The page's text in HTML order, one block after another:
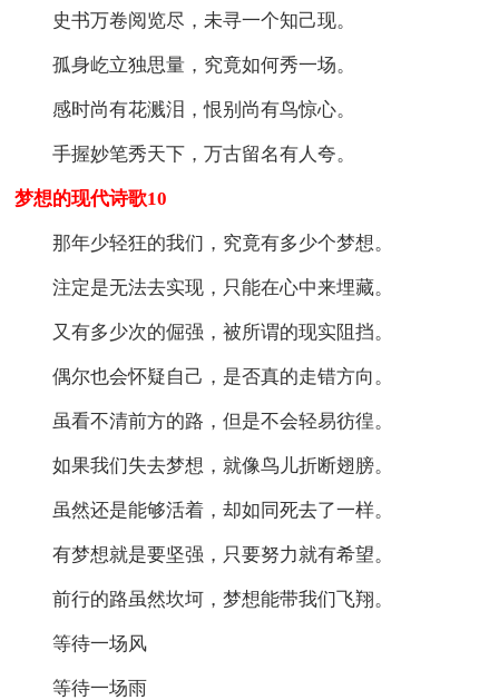
史书万卷阅览尽，未寻一个知己现。
孤身屹立独思量，究竟如何秀一场。
感时尚有花溅泪，恨别尚有鸟惊心。
手握妙笔秀天下，万古留名有人夸。
梦想的现代诗歌10
那年少轻狂的我们，究竟有多少个梦想。
注定是无法去实现，只能在心中来埋藏。
又有多少次的倔强，被所谓的现实阻挡。
偶尔也会怀疑自己，是否真的走错方向。
虽看不清前方的路，但是不会轻易彷徨。
如果我们失去梦想，就像鸟儿折断翅膀。
虽然还是能够活着，却如同死去了一样。
有梦想就是要坚强，只要努力就有希望。
前行的路虽然坎坷，梦想能带我们飞翔。
等待一场风
等待一场雨